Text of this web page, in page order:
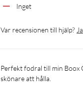
Inget
Var recensionen till hjälp? Ja
Perfekt fodral till min Boox Go 6. Jag köpte till en magnetisk ring som jag klistrade på fodralets baksida så att den blir ännu
skönare att hålla.